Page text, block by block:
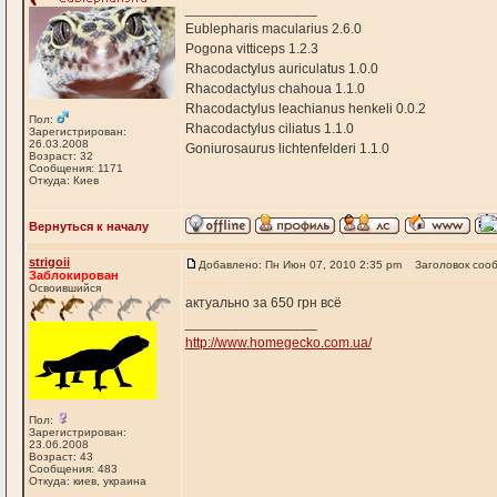
Пол:
Зарегистрирован:
26.03.2008
Возраст: 32
Сообщения: 1171
Откуда: Киев
Eublepharis macularius 2.6.0
Pogona vitticeps 1.2.3
Rhacodactylus auriculatus 1.0.0
Rhacodactylus chahoua 1.1.0
Rhacodactylus leachianus henkeli 0.0.2
Rhacodactylus ciliatus 1.1.0
Goniurosaurus lichtenfelderi 1.1.0
Вернуться к началу
strigoii
Заблокирован
Освоившийся
Пол:
Зарегистрирован:
23.06.2008
Возраст: 43
Сообщения: 483
Откуда: киев, украина
Добавлено: Пн Июн 07, 2010 2:35 pm Заголовок
актуально за 650 грн всё
http://www.homegecko.com.ua/